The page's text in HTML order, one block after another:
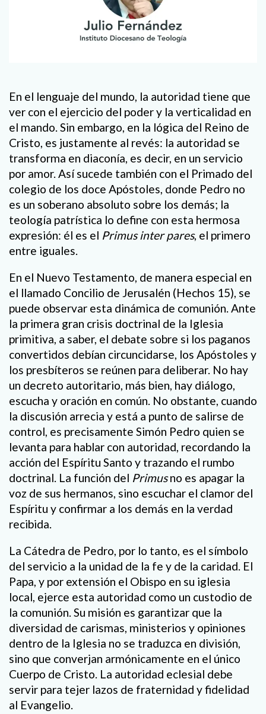
En el lenguaje del mundo, la autoridad tiene que
ver con el ejercicio del poder y la verticalidad en
el mando. Sin embargo, en la lógica del Reino de
Cristo, es justamente al revés: la autoridad se
transforma en diaconía, es decir, en un servicio
por amor. Así sucede también con el Primado del
colegio de los doce Apóstoles, donde Pedro no
es un soberano absoluto sobre los demás; la
teología patrística lo define con esta hermosa
expresión: él es el Primus inter pares, el primero
entre iguales.
En el Nuevo Testamento, de manera especial en
el llamado Concilio de Jerusalén (Hechos 15), se
puede observar esta dinámica de comunión. Ante
la primera gran crisis doctrinal de la Iglesia
primitiva, a saber, el debate sobre si los paganos
convertidos debían circuncidarse, los Apóstoles y
los presbíteros se reúnen para deliberar. No hay
un decreto autoritario, más bien, hay diálogo,
escucha y oración en común. No obstante, cuando
la discusión arrecia y está a punto de salirse de
control, es precisamente Simón Pedro quien se
levanta para hablar con autoridad, recordando la
acción del Espíritu Santo y trazando el rumbo
doctrinal. La función del Primusno es apagar la
voz de sus hermanos, sino escuchar el clamor del
Espíritu y confirmar a los demás en la verdad
recibida.
La Cátedra de Pedro, por lo tanto, es el símbolo
del servicio a la unidad de la fe y de la caridad. El
Papa, y por extensión el Obispo en su iglesia
local, ejerce esta autoridad como un custodio de
la comunión. Su misión es garantizar que la
diversidad de carismas, ministerios y opiniones
dentro de la Iglesia no se traduzca en división,
sino que converjan armónicamente en el único
Cuerpo de Cristo. La autoridad eclesial debe
servir para tejer lazos de fraternidad y fidelidad
al Evangelio.